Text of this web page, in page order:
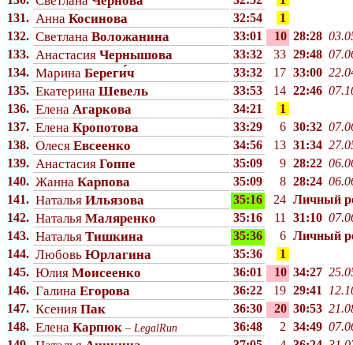
131. Анна Косинова 32:54
1
132. Светлана Воложанина 33:01 10 28:28
133. Анастасия Чернышова 33:32 33 29:48
134. Марина Береги́ч 33:32 17 33:00
135. Екатерина Шевель 33:53 14 22:46
136. Елена Агаркова 34:21
1
137. Елена Кропотова 33:29 6 30:32
138. Олеся Евсеенко 34:56 13 31:34
139. Анастасия Гоппе 35:09 9 28:22
140. Жанна Карпова 35:09 8 28:24
141. Наталья Ильязова 35:16 24 Личный
142. Наталья Маляренко 35:16 11 31:10
143. Наталья Тишкина 35:36 6 Личный
144. Любовь Юрлагина 35:36
1
145. Юлия Моисеенко 36:01 10 34:27
146. Галина Егорова 36:22 19 29:41
147. Ксения Пак 36:30 20 30:53
148. Елена Карпюк – LegalRun 36:48 2 34:49